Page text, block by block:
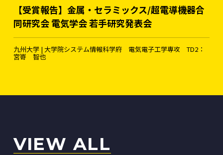
【受賞報告】金属・セラミックス/超電導機器合
同研究会 電気学会 若手研究発表会
九州大学 | 大学院システム情報科学府 電気電子工学専攻 TD2：
宮嵜 智也
VIEW ALL